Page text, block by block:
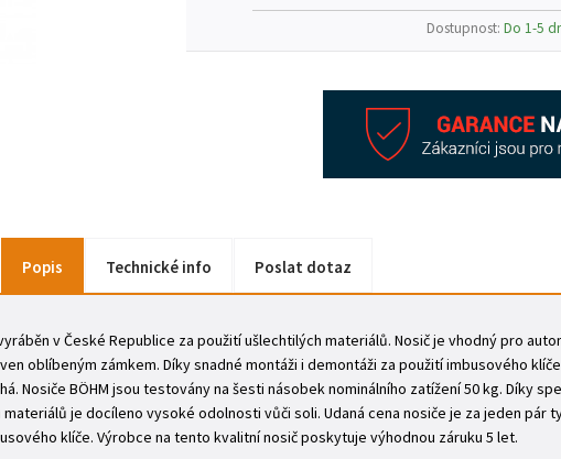
Dostupnost: Do 1-5
Popis Technické info Poslat dotaz
v České Republice za použití ušlechtilých materiálů. Nosič je vhodný pro
oblíbeným zámkem. Díky snadné montáži i demontáži za použití imbusového
Nosiče BÖHM jsou testovány na šesti násobek nominálního zatížení 50 kg. Díky
je docíleno vysoké odolnosti vůči soli. Udaná cena nosiče je za jeden pár
klíče. Výrobce na tento kvalitní nosič poskytuje výhodnou záruku 5 let.